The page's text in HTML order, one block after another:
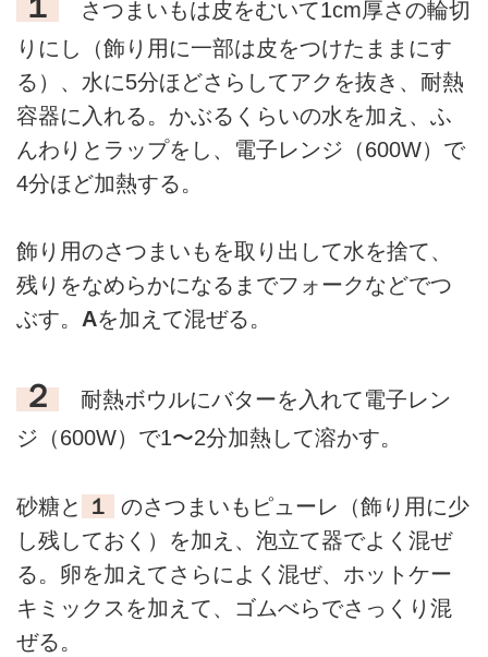
さつまいもは皮をむいて1cm厚さの輪切
りにし（飾り用に一部は皮をつけたままにす
る）、水に5分ほどさらしてアクを抜き、耐熱
容器に入れる。かぶるくらいの水を加え、ふ
んわりとラップをし、電子レンジ（600W）で
4分ほど加熱する。
飾り用のさつまいもを取り出して水を捨て、
残りをなめらかになるまでフォークなどでつ
ぶす。 Aを加えて混ぜる。
２
耐熱ボウルにバターを入れて電子レン
ジ（600W）で1〜2分加熱して溶かす。
砂糖と １
のさつまいもピューレ（飾り用に少
し残しておく）を加え、泡立て器でよく混ぜ
る。卵を加えてさらによく混ぜ、ホットケー
キミックスを加えて、ゴムべらでさっくり混
ぜる。